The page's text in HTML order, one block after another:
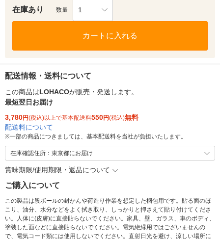
在庫あり 数量 1
カートに入れる
配送情報・送料について
この商品はLOHACOが販売・発送します。
最短翌日お届け
3,780円(税込)以上で基本配送料550円(税込)無料
配送料について
※一部の商品につきましては、基本配送料を当社が負担いたします。
在庫確認住所：東京都にお届け
賞味期限/使用期限・返品について
ご購入について
この製品は段ボールの封かんや荷造り作業を想定した梱包用です。貼る面のほ
こり、油分、水分などをよく拭き取り、しっかりと押さえて貼り付けてくださ
い。人体に(皮膚)に直接貼らないでください。家具、壁、ガラス、車のボディ、
塗装した面などに直接貼らないでください。電気絶縁用ではございませんの
で、電気コード類には使用しないでください。直射日光を避け、涼しい場所に